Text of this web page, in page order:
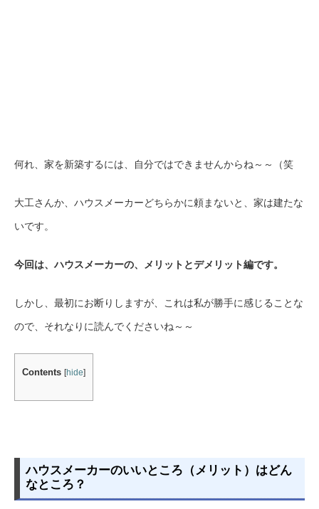
何れ、家を新築するには、自分ではできませんからね～～（笑
大工さんか、ハウスメーカーどちらかに頼まないと、家は建たな
いです。
今回は、ハウスメーカーの、メリットとデメリット編です。
しかし、最初にお断りしますが、これは私が勝手に感じることな
ので、それなりに読んでくださいね～～
Contents [hide]
ハウスメーカーのいいところ（メリット）はどん
なところ？